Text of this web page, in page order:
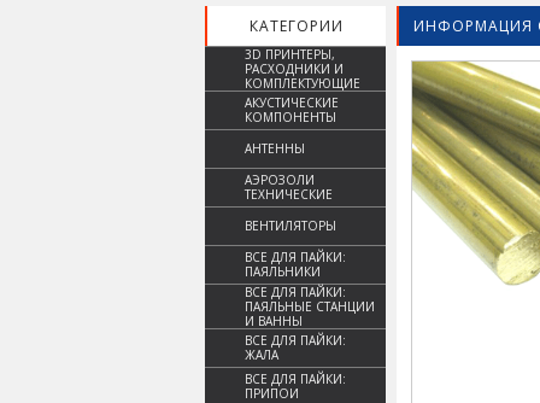
КАТЕГОРИИ ИНФОРМАЦИЯ
3D ПРИНТЕРЫ,
РАСХОДНИКИ И
КОМПЛЕКТУЮЩИЕ
АКУСТИЧЕСКИЕ
КОМПОНЕНТЫ
АНТЕННЫ
АЭРОЗОЛИ
ТЕХНИЧЕСКИЕ
ВЕНТИЛЯТОРЫ
ВСЕ ДЛЯ ПАЙКИ:
ПАЯЛЬНИКИ
ВСЕ ДЛЯ ПАЙКИ:
ПАЯЛЬНЫЕ СТАНЦИИ
И ВАННЫ
ВСЕ ДЛЯ ПАЙКИ:
ЖАЛА
ВСЕ ДЛЯ ПАЙКИ:
ПРИПОИ